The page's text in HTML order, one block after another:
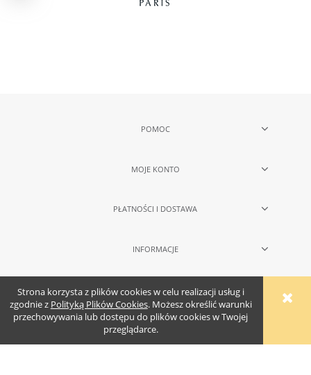
Strona korzysta z plików cookies w celu realizacji usług i
zgodnie z Polityką Plików Cookies. Możesz określić warunki
przechowywania lub dostępu do plików cookies w Twojej
przeglądarce.
POMOC
MOJE KONTO
PŁATNOŚCI I DOSTAWA
INFORMACJE
O NAS